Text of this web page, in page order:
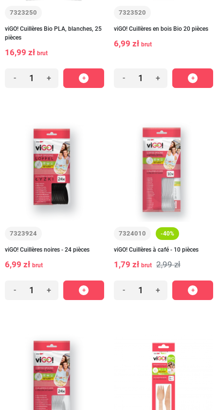
7323250
viGO! Cuillères Bio PLA, blanches, 25
pièces
16,99 zł brut
- +
7323520
viGO! Cuillères en bois Bio 20 pièces
6,99 zł brut
- +
7323924
viGO! Cuillères noires - 24 pièces
6,99 zł brut
- +
7324010 -40%
viGO! Cuillères à café - 10 pièces
1,79 zł brut 2,99 zł
- +